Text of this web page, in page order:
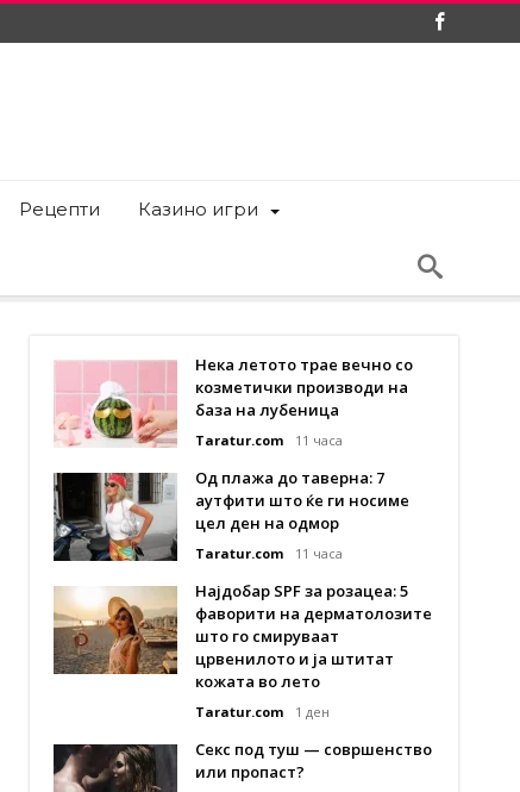
Рецепти Казино игри
Нека летото трае вечно со
козметички производи на
база на лубеница
Taratur.com 11 часа
Од плажа до таверна: 7
аутфити што ќе ги носиме
цел ден на одмор
Taratur.com 11 часа
Најдобар SPF за розацеа: 5
фаворити на дерматолозите
што го смируваат
црвенилото и ја штитат
кожата во лето
Taratur.com 1 ден
Секс под туш — совршенство
или пропаст?